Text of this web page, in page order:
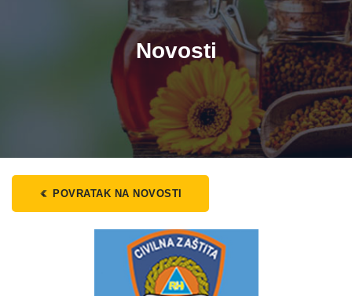
Novosti
POVRATAK NA NOVOSTI